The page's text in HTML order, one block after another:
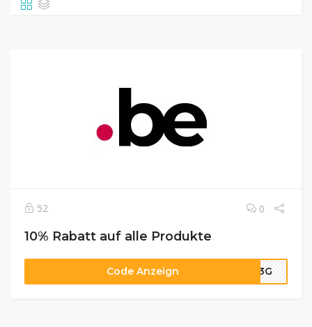
52 0
10% Rabatt auf alle Produkte
Code Anzeign C33G